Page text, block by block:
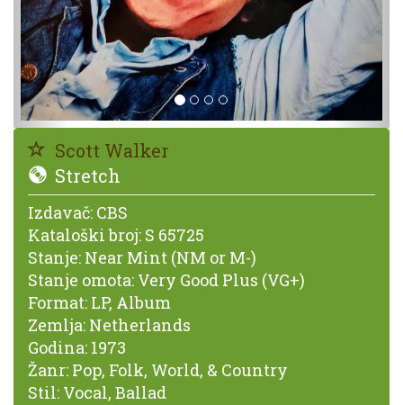
Scott Walker
Stretch
Izdavač: CBS
Kataloški broj: S 65725
Stanje: Near Mint (NM or M-)
Stanje omota: Very Good Plus (VG+)
Format: LP, Album
Zemlja: Netherlands
Godina: 1973
Žanr: Pop, Folk, World, & Country
Stil: Vocal, Ballad